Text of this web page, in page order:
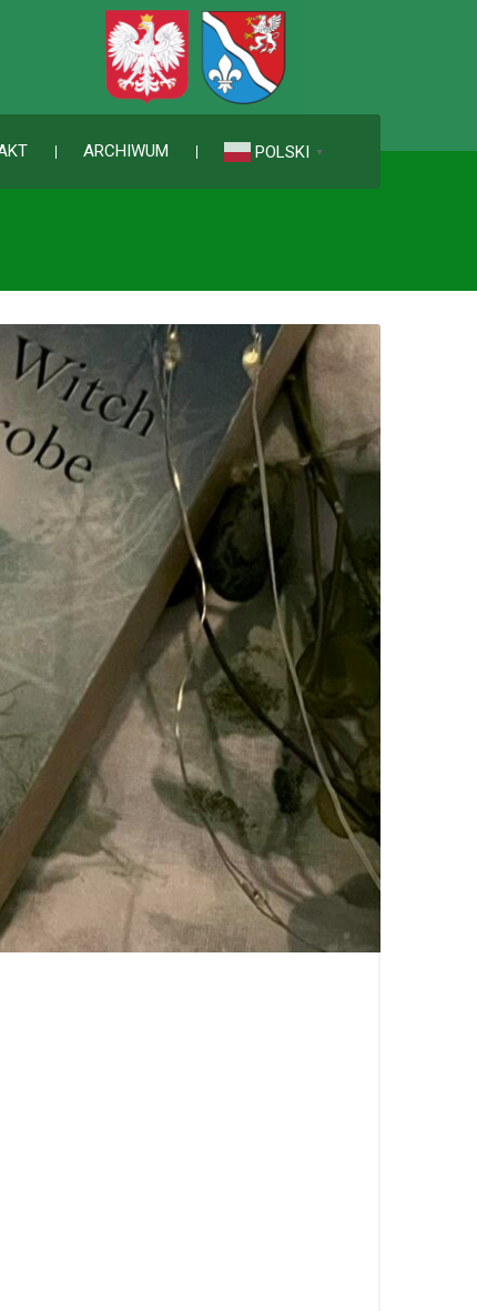
ARCHIWUM POLSKI ▼